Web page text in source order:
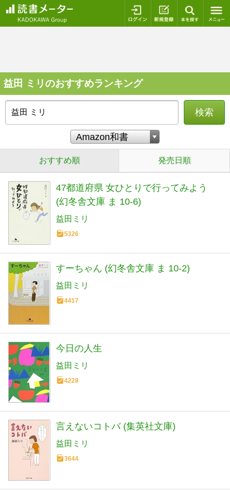
ログイン 新規登録
益田 ミリのおすすめランキング
検索
おすすめ順 発売日順
47都道府県 女ひとりで行ってみよう
(幻冬舎文庫 ま 10-6)
益田ミリ
5326
すーちゃん (幻冬舎文庫 ま 10-2)
益田ミリ
4417
今日の人生
益田ミリ
4228
言えないコトバ (集英社文庫)
益田ミリ
3644